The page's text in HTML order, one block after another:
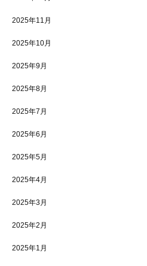
2025年11月
2025年10月
2025年9月
2025年8月
2025年7月
2025年6月
2025年5月
2025年4月
2025年3月
2025年2月
2025年1月